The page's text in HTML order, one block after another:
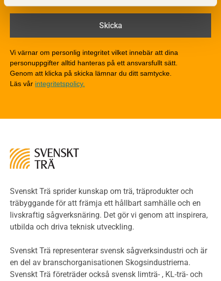
Brandtekniska funktionskrav
Brandklasser för material och konstruktioner
Detaljlösningar
Träytors brandegenskaper
Tekniska byten med sprinkler
Riskvärdering i flervåningsbostadshus
Miljöeffekter
LCA
Miljödeklarationer och märkning
Termer och förkortningar
Planering
Klimatkalkylator hallar
Projektering av trähus - generellt
Byggsystem
Vi värnar om personlig integritet vilket innebär att dina
personuppgifter alltid hanteras på ett ansvarsfullt sätt.
Genom att klicka på skicka lämnar du ditt samtycke.
Läs vår integritetspolicy.
Svenskt Trä sprider kunskap om trä, träprodukter och
träbyggande för att främja ett hållbart samhälle och en
livskraftig sågverksnäring. Det gör vi genom att inspirera,
utbilda och driva teknisk utveckling.
Svenskt Trä representerar svensk sågverksindustri och är
en del av branschorganisationen Skogsindustrierna.
Svenskt Trä företräder också svensk limträ- , KL-trä- och